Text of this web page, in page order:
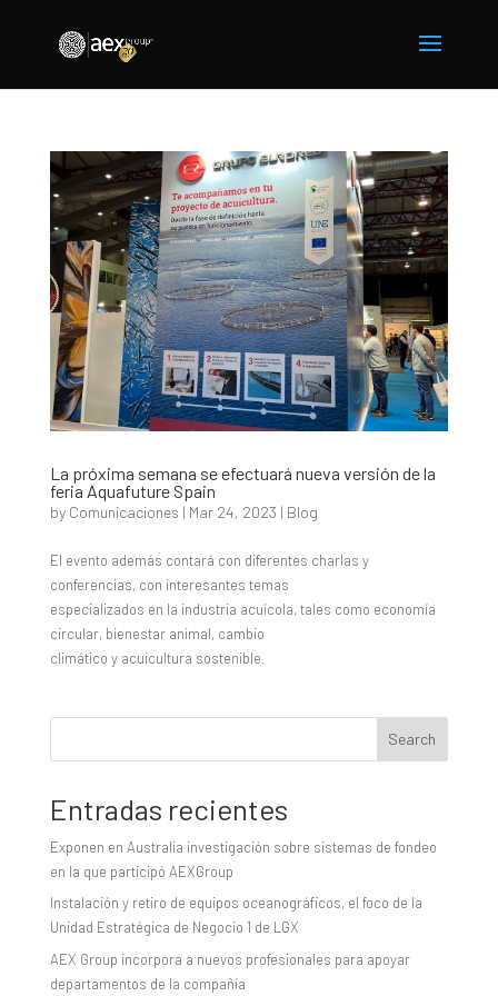
La próxima semana se efectuará nueva versión de la
feria Aquafuture Spain
by Comunicaciones | Mar 24, 2023 | Blog
El evento además contará con diferentes charlas y
conferencias, con interesantes temas
especializados en la industria acuícola, tales como economía
circular, bienestar animal, cambio
climático y acuicultura sostenible.
Search
Entradas recientes
Exponen en Australia investigación sobre sistemas de fondeo
en la que participó AEXGroup
Instalación y retiro de equipos oceanográficos, el foco de la
Unidad Estratégica de Negocio 1 de LGX
AEX Group incorpora a nuevos profesionales para apoyar
departamentos de la compañía